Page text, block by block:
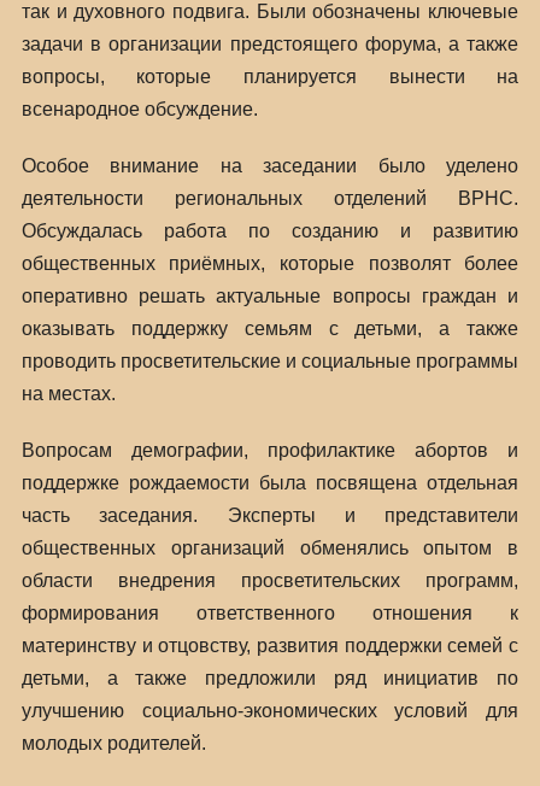
так и духовного подвига. Были обозначены ключевые
задачи в организации предстоящего форума, а также
вопросы, которые планируется вынести на
всенародное обсуждение.
Особое внимание на заседании было уделено
деятельности региональных отделений ВРНС.
Обсуждалась работа по созданию и развитию
общественных приёмных, которые позволят более
оперативно решать актуальные вопросы граждан и
оказывать поддержку семьям с детьми, а также
проводить просветительские и социальные программы
на местах.
Вопросам демографии, профилактике абортов и
поддержке рождаемости была посвящена отдельная
часть заседания. Эксперты и представители
общественных организаций обменялись опытом в
области внедрения просветительских программ,
формирования ответственного отношения к
материнству и отцовству, развития поддержки семей с
детьми, а также предложили ряд инициатив по
улучшению социально-экономических условий для
молодых родителей.